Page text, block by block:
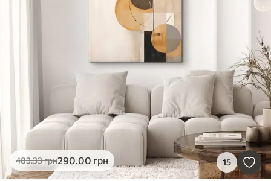
483.33грн290.00 грн 15